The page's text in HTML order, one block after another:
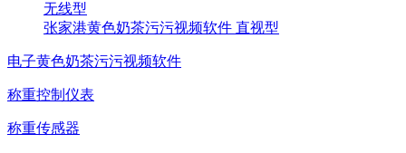
无线型
张家港黄色奶茶污污视频软件 直视型
电子黄色奶茶污污视频软件
称重控制仪表
称重传感器